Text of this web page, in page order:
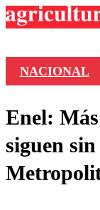
NACIONAL
Enel:
siguen